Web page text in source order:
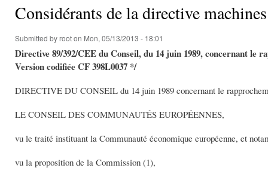
Considérants de la directive
Submitted byrooton Mon, 05/13/2013 - 18:01
Directive 89/392/CEE du Conseil, du 14 juin 1989, concernant le
Version codifiée CF 398L0037 */
DIRECTIVE DU CONSEIL du 14 juin 1989 concernant le
LE CONSEIL DES COMMUNAUTÉS EUROPÉENNES,
vu le traité instituant la Communauté économique européenne, et
vu la proposition de la Commission (1),